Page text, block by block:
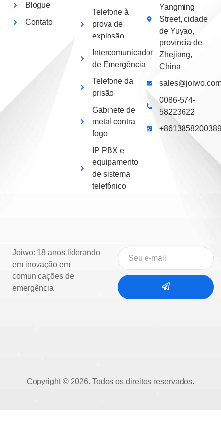
Blogue
Contato
Telefone à
prova de
explosão
Intercomunicador
de Emergência
Telefone da
prisão
Gabinete de
metal contra
fogo
IP PBX e
equipamento
de sistema
telefônico
Yangming
Street, cidade
de Yuyao,
província de
Zhejiang,
China
sales@joiwo.com
0086-574-
58223622
+8613858200389
Joiwo: 18 anos liderando
em inovação em
comunicações de
emergência
Copyright © 2026. Todos os direitos reservados.